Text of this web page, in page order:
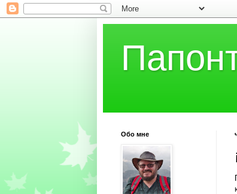
Обо мне